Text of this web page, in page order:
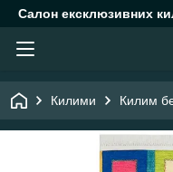
Салон ексклюзивних
Килими Килим